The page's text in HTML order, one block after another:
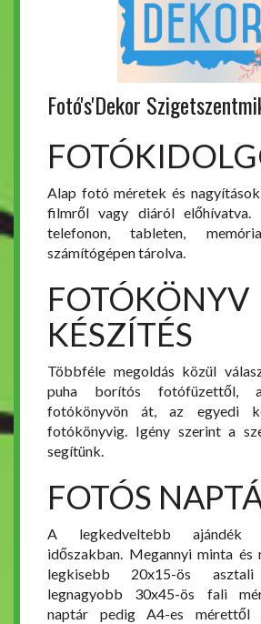
Fotó's'Dekor
Alap fotó méretek és
filmről vagy diáról előhívatva.
telefonon, tableten,
számítógépen tárolva.
FOTÓKÖNYV
KÉSZÍTÉS
Többféle megoldás közül
puha borítós
fotókönyvön át, az egyedi
fotókönyvig. Igény szerint a
segítünk.
FOTÓS
A legkedveltebb ajándék
időszakban. Megannyi minta és
legkisebb 20x15-ös
legnagyobb 30x45-ös fali
naptár pedig A4-es mérettől